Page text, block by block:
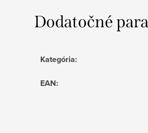
Dodatočné
Kategória:
EAN: